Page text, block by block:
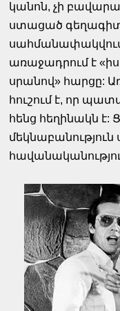
կանոն, չի
ստացած
առաջադրում է
սրանով» հարցը:
հուշում է, որ
հենց հեղինակն է: